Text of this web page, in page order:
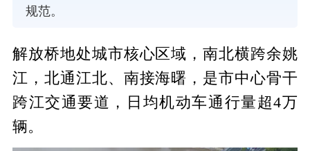
规范。
解放桥地处城市核心区域，南北横跨余姚
江，北通江北、南接海曙，是市中心骨干
跨江交通要道，日均机动车通行量超4万
辆。